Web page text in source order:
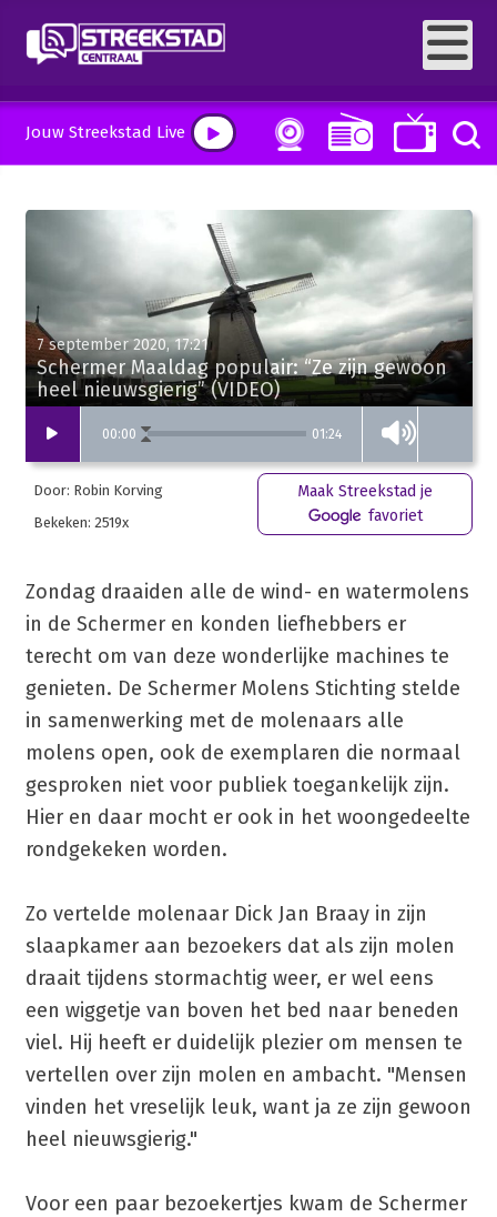
Jouw Streekstad Live
00:00 01:24
7 september 2020, 17:21
Schermer Maaldag populair: “Ze zijn gewoon
heel nieuwsgierig” (VIDEO)
Door: Robin Korving
Bekeken: 2519x
Maak Streekstad je
favoriet
Zondag draaiden alle de wind- en watermolens
in de Schermer en konden liefhebbers er
terecht om van deze wonderlijke machines te
genieten. De Schermer Molens Stichting stelde
in samenwerking met de molenaars alle
molens open, ook de exemplaren die normaal
gesproken niet voor publiek toegankelijk zijn.
Hier en daar mocht er ook in het woongedeelte
rondgekeken worden.
Zo vertelde molenaar Dick Jan Braay in zijn
slaapkamer aan bezoekers dat als zijn molen
draait tijdens stormachtig weer, er wel eens
een wiggetje van boven het bed naar beneden
viel. Hij heeft er duidelijk plezier om mensen te
vertellen over zijn molen en ambacht. "Mensen
vinden het vreselijk leuk, want ja ze zijn gewoon
heel nieuwsgierig."
Voor een paar bezoekertjes kwam de Schermer